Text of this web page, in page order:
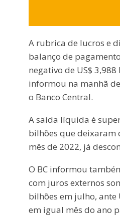
A rubrica de lucros e
balanço de
negativo de US$
informou na manhã
o Banco Central.
A saída líquida é
bilhões que deixaram
mês de 2022, já
O BC informou
com juros externos
bilhões em julho, ante
em igual mês do ano